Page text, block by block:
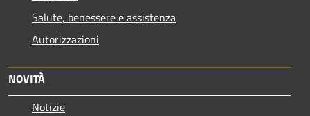
Salute, benessere e assistenza
Autorizzazioni
NOVITÀ
Notizie